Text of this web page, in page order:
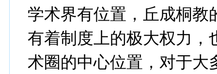
学术界有位置，丘成桐教
有着制度上的极大权力，
术圈的中心位置，对于大